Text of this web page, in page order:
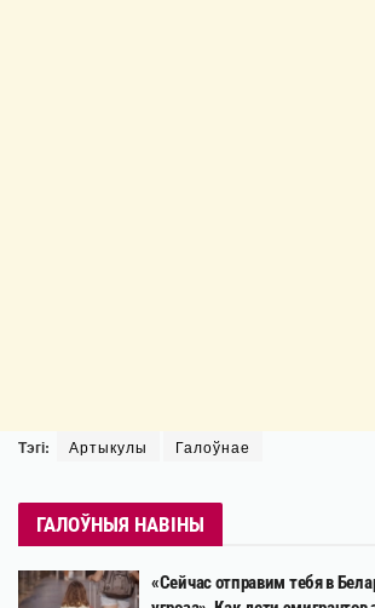
Тэгі: Артыкулы Галоўнае
ГАЛОЎНЫЯ НАВІНЫ
«Сейчас отправим тебя в